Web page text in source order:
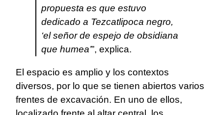
propuesta es que estuvo
dedicado a Tezcatlipoca negro,
‘el señor de espejo de obsidiana
que humea’”, explica.
El espacio es amplio y los contextos
diversos, por lo que se tienen abiertos varios
frentes de excavación. En uno de ellos,